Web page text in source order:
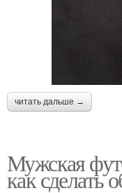
читать дальше →
Мужская
как сделать